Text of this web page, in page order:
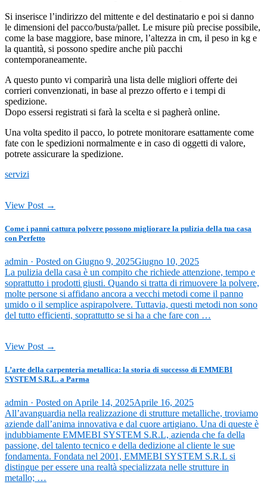
Si inserisce l’indirizzo del mittente e del destinatario e poi si danno
le dimensioni del pacco/busta/pallet. Le misure più precise possibile,
come la base maggiore, base minore, l’altezza in cm, il peso in kg e
la quantità, si possono spedire anche più pacchi
contemporaneamente.
A questo punto vi comparirà una lista delle migliori offerte dei
corrieri convenzionati, in base al prezzo offerto e i tempi di
spedizione.
Dopo essersi registrati si farà la scelta e si pagherà online.
Una volta spedito il pacco, lo potrete monitorare esattamente come
fate con le spedizioni normalmente e in caso di oggetti di valore,
potrete assicurare la spedizione.
servizi
View Post →
Come i panni cattura polvere possono migliorare la pulizia della tua casa
con Perfetto
admin · Posted on Giugno 9, 2025Giugno 10, 2025
La pulizia della casa è un compito che richiede attenzione, tempo e
soprattutto i prodotti giusti. Quando si tratta di rimuovere la polvere,
molte persone si affidano ancora a vecchi metodi come il panno
umido o il semplice aspirapolvere. Tuttavia, questi metodi non sono
del tutto efficienti, soprattutto se si ha a che fare con …
View Post →
L’arte della carpenteria metallica: la storia di successo di EMMEBI
SYSTEM S.R.L. a Parma
admin · Posted on Aprile 14, 2025Aprile 16, 2025
All’avanguardia nella realizzazione di strutture metalliche, troviamo
aziende dall’anima innovativa e dal cuore artigiano. Una di queste è
indubbiamente EMMEBI SYSTEM S.R.L, azienda che fa della
passione, del talento tecnico e della dedizione al cliente le sue
fondamenta. Fondata nel 2001, EMMEBI SYSTEM S.R.L si
distingue per essere una realtà specializzata nelle strutture in
metallo; …